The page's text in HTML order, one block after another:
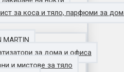
за коса и тяло, парфюми за
MARTIN
за дома и офиса
и мистове за тяло